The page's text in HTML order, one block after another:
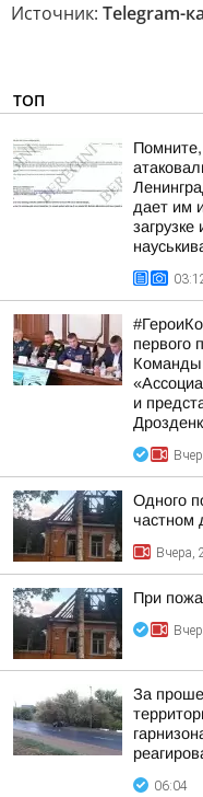
Источник: Telegram-
ТОП
дает им
первого
Команды
и
Одного
частном
Вчера,
При
За
06:04